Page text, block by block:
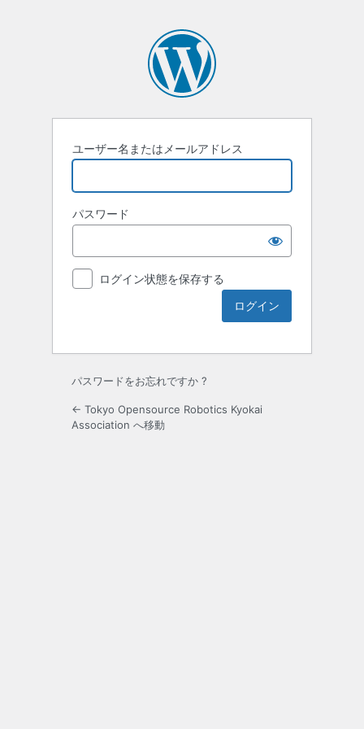
ユーザー名またはメールアドレス
パスワード
ログイン状態を保存する
パスワードをお忘れですか ?
← Tokyo Opensource Robotics Kyokai
Association へ移動